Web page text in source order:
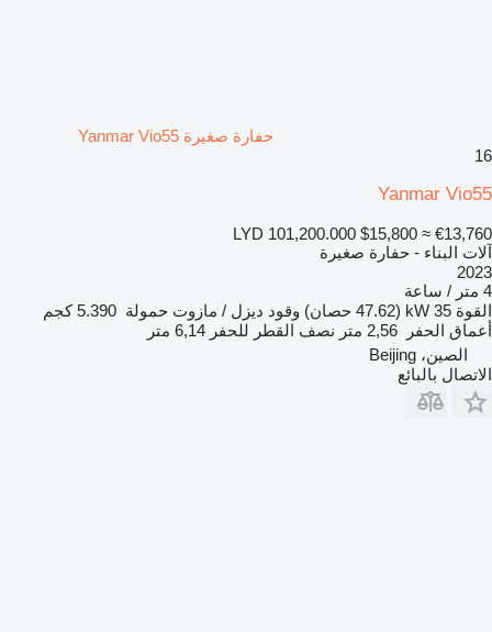
حفارة صغيرة Yanmar Vio55
16
Yanmar Vio55
LYD 101,200.000 $15,800 ≈ €13,760
آلات البناء - حفارة صغيرة
2023
4 متر / ساعة
القوة 35 kW (47.62 حصان) وقود ديزل / مازوت حمولة 5.390 كجم
أعماق الحفر
2,56 متر نصف القطر للحفر 6,14 متر
الصين، Beijing
الاتصال بالبائع